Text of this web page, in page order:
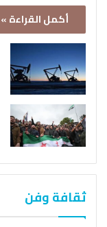
أكمل القراءة »
ثقافة وفن